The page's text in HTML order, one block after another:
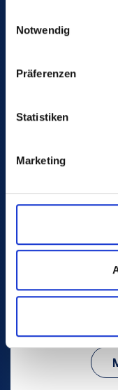
Notwendig
Präferenzen
Statistiken
Marketing
Das könnte